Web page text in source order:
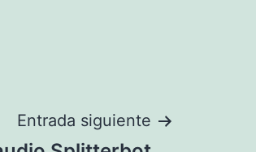
Entrada siguiente